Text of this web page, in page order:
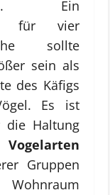
Ein
für vier
sollte
sein als
des Käfigs
Es ist
die Haltung
Vogelarten
Gruppen